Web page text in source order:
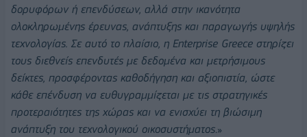
δορυφόρων ή επενδύσεων, αλλά στην ικανότητα
ολοκληρωμένης έρευνας, ανάπτυξης και παραγωγής υψηλής
τεχνολογίας. Σε αυτό το πλαίσιο, η Enterprise Greece στηρίζει
τους διεθνείς επενδυτές με δεδομένα και μετρήσιμους
δείκτες, προσφέροντας καθοδήγηση και αξιοπιστία, ώστε
κάθε επένδυση να ευθυγραμμίζεται με τις στρατηγικές
προτεραιότητες της χώρας και να ενισχύει τη βιώσιμη
ανάπτυξη του τεχνολογικού οικοσυστήματος.»